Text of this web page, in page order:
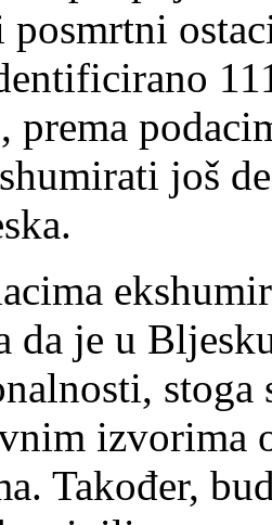
posmrtni
prema
još
da je u
izvorima
Također,